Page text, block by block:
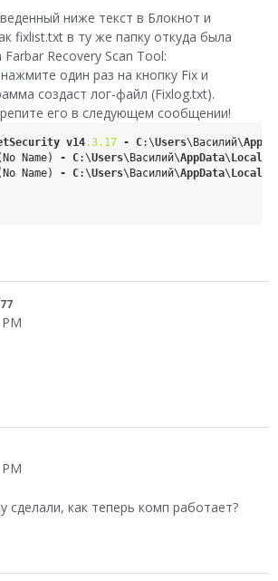
ниже текст в Блокнот и
fixlist.txt в ту же папку откуда была
Recovery Scan Tool:
один раз на кнопку Fix и
создаст лог-файл (Fixlog.txt).
его в следующем сообщении!
v14.3.17 - C:\Users\Василий\
Name) - C:\Users\Василий\AppData\ Local
Name) - C:\Users\Василий\AppData\ Local
PM
PM
сделали, как теперь комп работает?